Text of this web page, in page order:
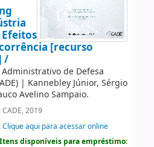
[recurso
/
Administrativo de Defesa
| Kannebley Júnior, Sérgio
Avelino Sampaio.
2019
Clique aqui para acessar online
disponíveis para empréstimo: